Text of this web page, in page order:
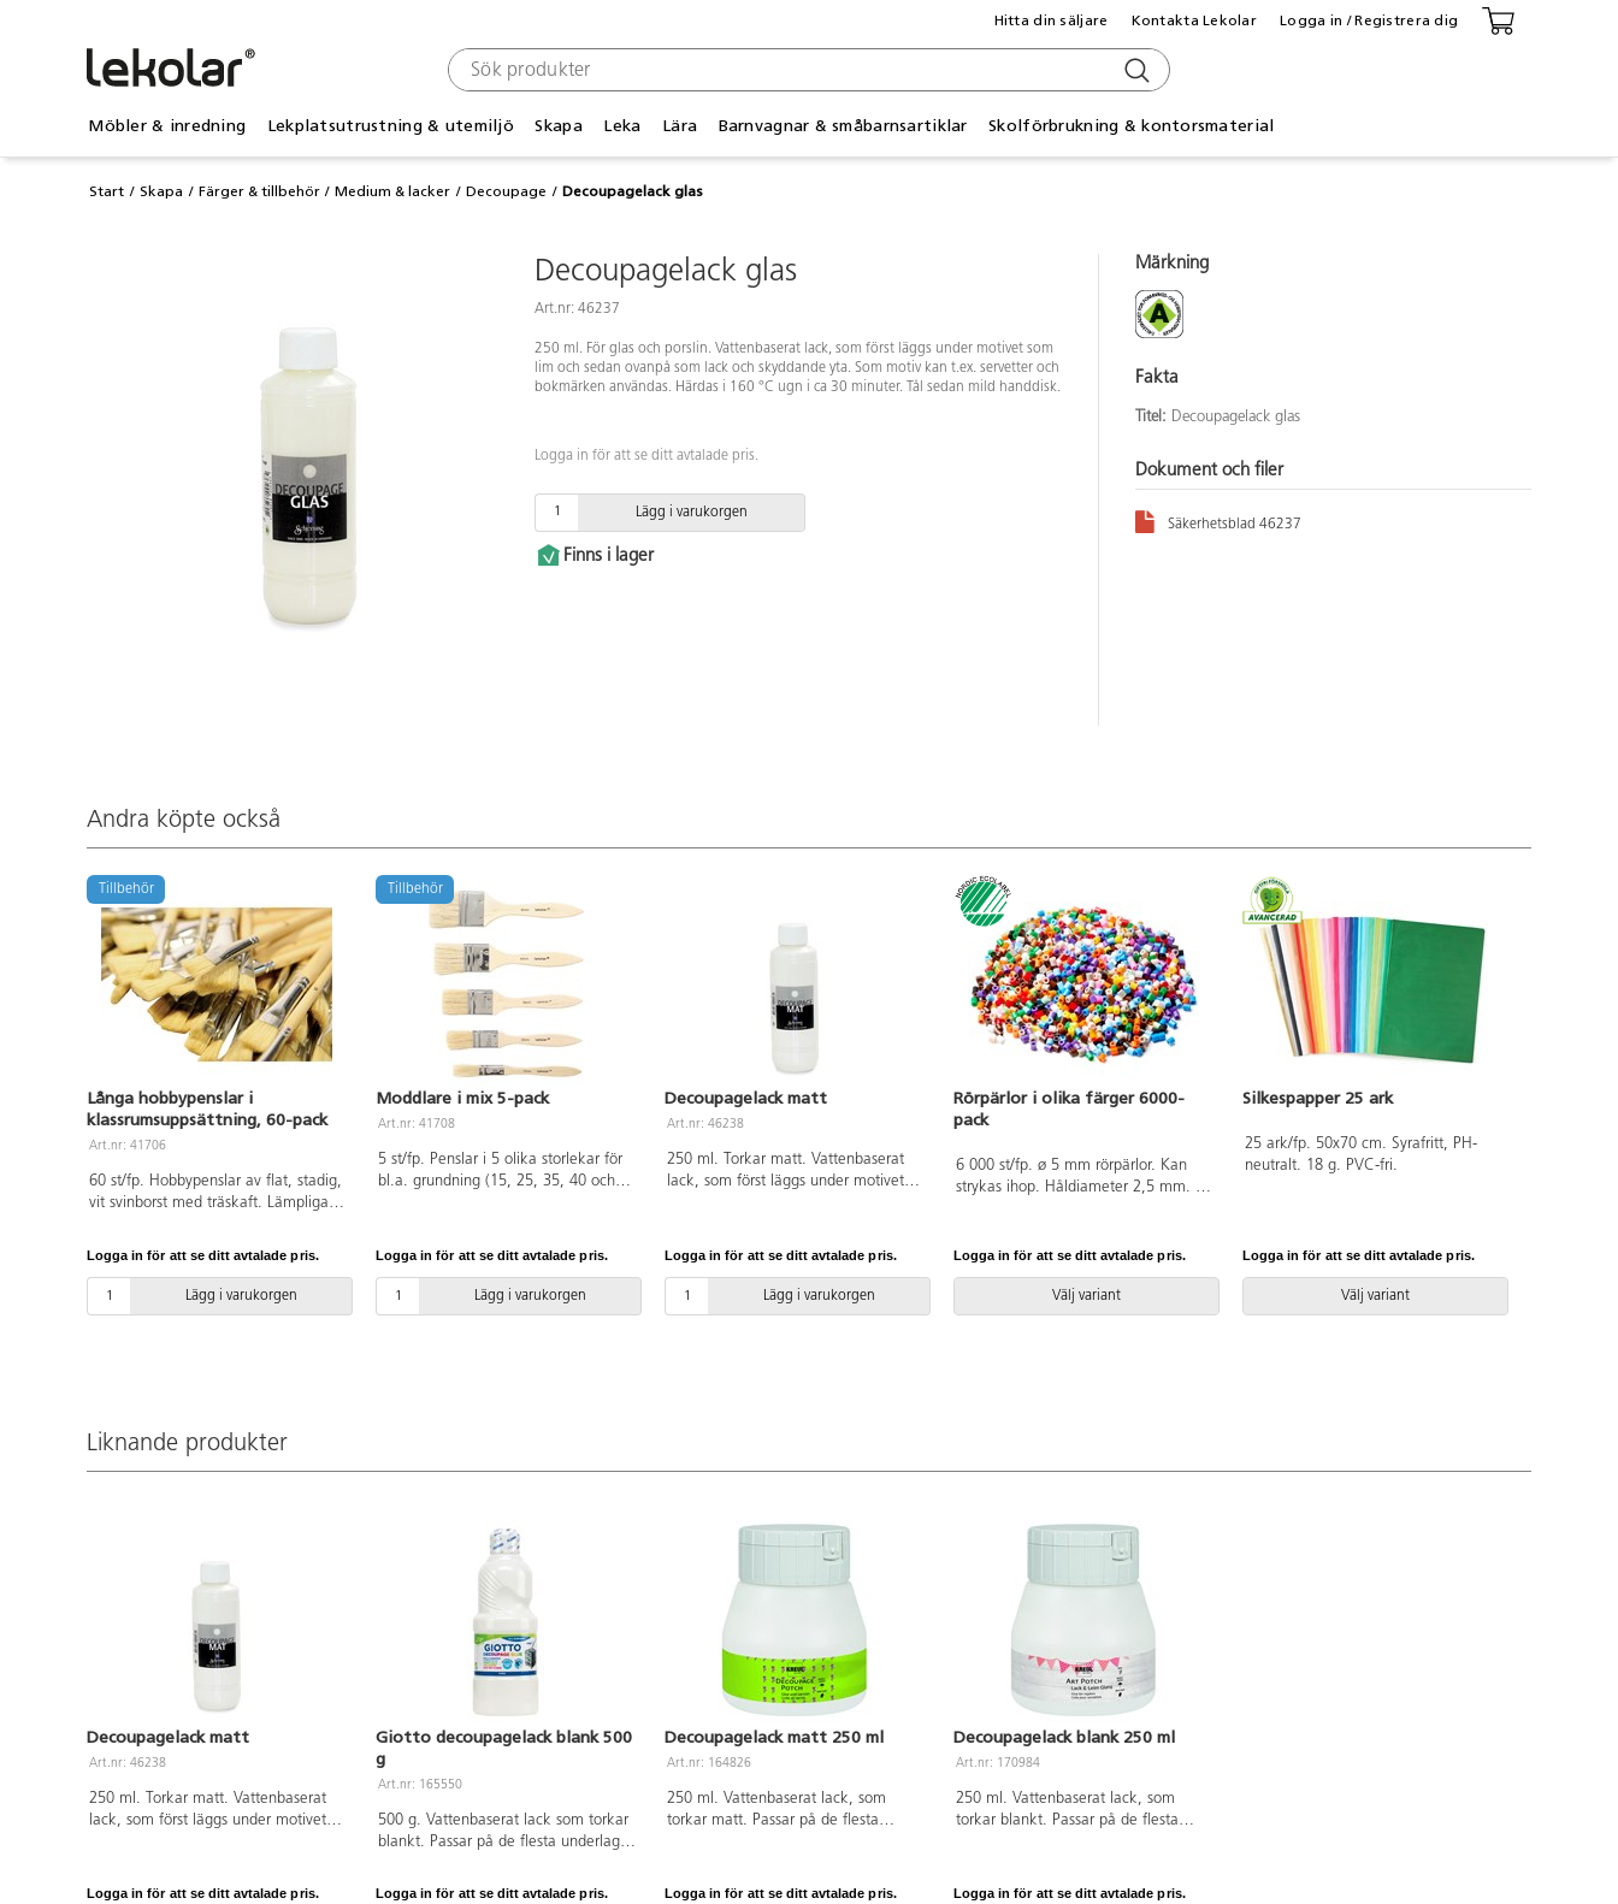
Möbler & inredning Lekplatsutrustning & utemiljö Skapa Leka Lära Barnvagnar & småbarnsartiklar Skolförbrukning & kontorsmaterial
Hitta din säljare Kontakta Lekolar Logga in / Registrera dig
Start Skapa Färger & tillbehör Medium & lacker Decoupage Decoupagelack glas
Decoupagelack glas
Art.nr: 46237
250 ml. För glas och porslin. Vattenbaserat lack, som först läggs under motivet som
lim och sedan ovanpå som lack och skyddande yta. Som motiv kan t.ex. servetter och
bokmärken användas. Härdas i 160 °C ugn i ca 30 minuter. Tål sedan mild handdisk.
Logga in för att se ditt avtalade pris.
Lägg i varukorgen
Finns i lager
Märkning
Fakta
Titel: Decoupagelack glas
Dokument och filer
Säkerhetsblad 46237
Andra köpte också
Tillbehör
Långa hobbypenslar i
klassrumsuppsättning, 60-pack
Art.nr: 41706
60 st/fp. Hobbypenslar av flat, stadig,
vit svinborst med träskaft. Lämpliga
och 20. Skaft ca 23-25 cm. PVC-fri.
Logga in för att se ditt avtalade pris.
Lägg i varukorgen
Tillbehör
Moddlare i mix 5-pack
Art.nr: 41708
5 st/fp. Penslar i 5 olika storlekar för
bl.a. grundning (15, 25, 35, 40 och
grundering av målningsarbeten.
Ingående råvara FSC.
Logga in för att se ditt avtalade pris.
Lägg i varukorgen
Decoupagelack matt
Art.nr: 46238
250 ml. Torkar matt. Vattenbaserat
lack, som först läggs under motivet
underlag, t.ex. papper, trä, askar,
målardukar, styropor.
Logga in för att se ditt avtalade pris.
Lägg i varukorgen
Rörpärlor i olika färger 6000-
pack
6 000 st/fp. ø 5 mm rörpärlor. Kan
strykas ihop. Håldiameter 2,5 mm. Av
till pärlplattor. PVC-fri. Svanenmärkt,
licensnummer 3095 0007. Från 3 år.
Logga in för att se ditt avtalade pris.
Välj variant
Silkespapper 25 ark
25 ark/fp. 50x70 cm. Syrafritt, PH-
neutralt. 18 g. PVC-fri.
Logga in för att se ditt avtalade pris.
Välj variant
Liknande produkter
Decoupagelack matt
Art.nr: 46238
250 ml. Torkar matt. Vattenbaserat
lack, som först läggs under motivet
Logga in för att se ditt avtalade pris.
Giotto decoupagelack blank 500
g
Art.nr: 165550
500 g. Vattenbaserat lack som torkar
blankt. Passar på de flesta underlag,
Logga in för att se ditt avtalade pris.
Decoupagelack matt 250 ml
Art.nr: 164826
250 ml. Vattenbaserat lack, som
torkar matt. Passar på de flesta
Logga in för att se ditt avtalade pris.
Decoupagelack blank 250 ml
Art.nr: 170984
250 ml. Vattenbaserat lack, som
torkar blankt. Passar på de flesta
Logga in för att se ditt avtalade pris.